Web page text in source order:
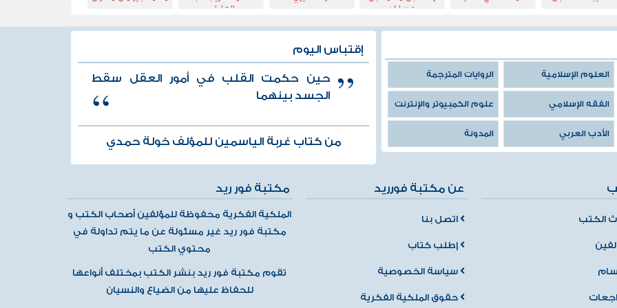
عساكر
العاطي
العلوم الإسلامية الروايات المترجمة
الفقه الإسلامي علوم الكمبيوتر والإنترنت
الأدب العربي المدونة
إقتباس اليوم
حين حكمت القلب في أمور العقل سقط
الجسد بينهما
من كتاب غربة الياسمين للمؤلف خولة حمدي
مكتبة فور ريد
الملكية الفكرية محفوظة للمؤلفين أصحاب الكتب و
مكتبة فور ريد غير مسئولة عن ما يتم تداولة في
محتوي الكتب
تقوم مكتبة فور ريد بنشر الكتب بمختلف أنواعها
للحفاظ عليها من الضياع والنسيان
عن مكتبة فورريد
اتصل بنا
إطلب كتاب
سياسة الخصوصية
حقوق الملكية الفكرية
الكتب